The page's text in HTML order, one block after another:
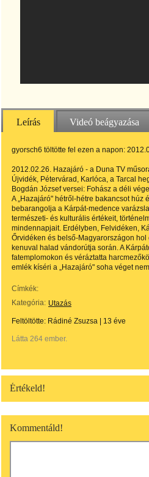
Leírás Videó beágyazása
gyorsch6 töltötte fel ezen a napon:
2012.02.26. Hazajáró - a Duna TV
Újvidék, Pétervárad, Karlóca, a Tarcal
Bogdán József versei: Fohász a déli
A „Hazajáró" hétről-hétre bakancsot húz
bebarangolja a Kárpát-medence
természeti- és kulturális értékeit,
mindennapjait. Erdélyben, Felvidéken,
Őrvidéken és belső-Magyarországon
kenuval halad vándorútja során. A
fatemplomokon és véráztatta
emlék kíséri a „Hazajáró" soha véget
Címkék:
Kategória: Utazás
Feltöltötte: Rádiné Zsuzsa 13 éve
Látta 264 ember.
Értékeld!
Kommentáld!